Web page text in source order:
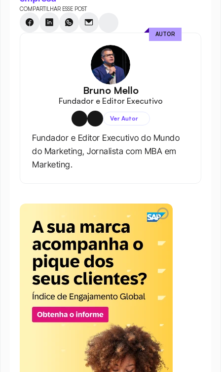
COMPARTILHAR ESSE POST
Bruno Mello
Fundador e Editor Executivo
Ver Autor
Fundador e Editor Executivo do Mundo
do Marketing, Jornalista com MBA em
Marketing.
AUTOR